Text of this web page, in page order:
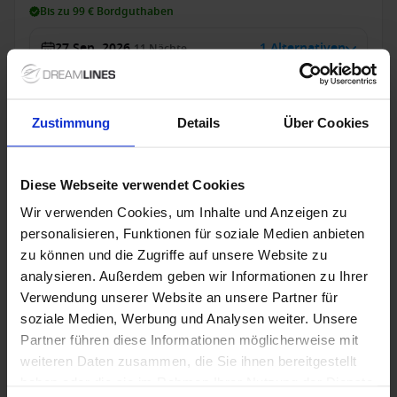
Zustimmung Details Über Cookies
Diese Webseite verwendet Cookies
Wir verwenden Cookies, um Inhalte und Anzeigen zu
personalisieren, Funktionen für soziale Medien anbieten
zu können und die Zugriffe auf unsere Website zu
analysieren. Außerdem geben wir Informationen zu Ihrer
Verwendung unserer Website an unsere Partner für
soziale Medien, Werbung und Analysen weiter. Unsere
Partner führen diese Informationen möglicherweise mit
weiteren Daten zusammen, die Sie ihnen bereitgestellt
Bis zu 99 € Bordguthaben
27 Sep. 2026 11Nächte 1 Alternativen
713 €p. P. 909 €p. P. 1.529 €p. P.
Nur Kreuzfahrt
Westliches Mittelmeer ab Savona, Italien auf der
Costa Toscana
Ab / An Savona
Costa Toscana
Vollpension Trinkgelder
Sonderpreise